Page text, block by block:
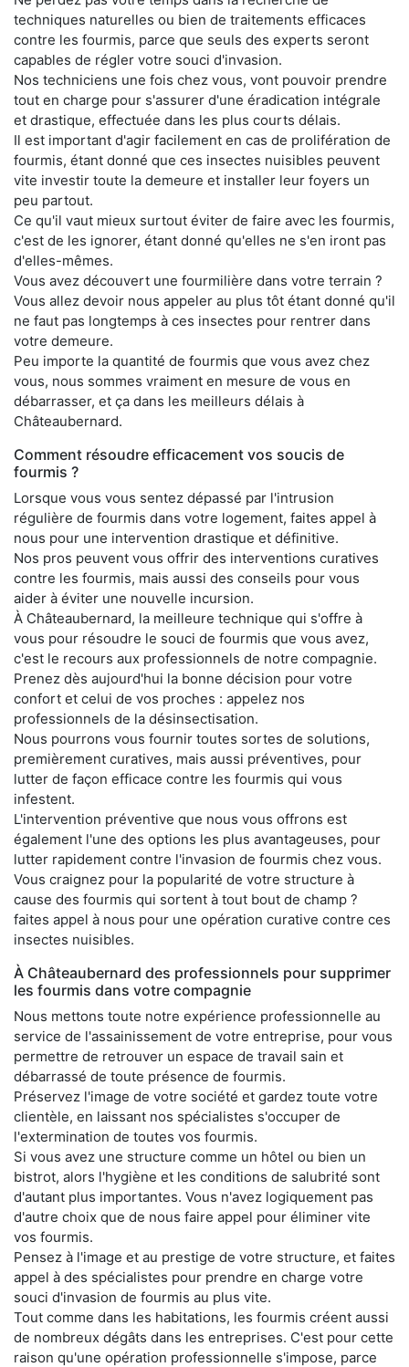
techniques naturelles ou bien de traitements efficaces
contre les fourmis, parce que seuls des experts seront
capables de régler votre souci d'invasion.
Nos techniciens une fois chez vous, vont pouvoir prendre
tout en charge pour s'assurer d'une éradication intégrale
et drastique, effectuée dans les plus courts délais.
Il est important d'agir facilement en cas de prolifération de
fourmis, étant donné que ces insectes nuisibles peuvent
vite investir toute la demeure et installer leur foyers un
peu partout.
Ce qu'il vaut mieux surtout éviter de faire avec les fourmis,
c'est de les ignorer, étant donné qu'elles ne s'en iront pas
d'elles-mêmes.
Vous avez découvert une fourmilière dans votre terrain ?
Vous allez devoir nous appeler au plus tôt étant donné qu'il
ne faut pas longtemps à ces insectes pour rentrer dans
votre demeure.
Peu importe la quantité de fourmis que vous avez chez
vous, nous sommes vraiment en mesure de vous en
débarrasser, et ça dans les meilleurs délais à
Châteaubernard.
Comment résoudre efficacement vos soucis de
fourmis ?
Lorsque vous vous sentez dépassé par l'intrusion
régulière de fourmis dans votre logement, faites appel à
nous pour une intervention drastique et définitive.
Nos pros peuvent vous offrir des interventions curatives
contre les fourmis, mais aussi des conseils pour vous
aider à éviter une nouvelle incursion.
À Châteaubernard, la meilleure technique qui s'offre à
vous pour résoudre le souci de fourmis que vous avez,
c'est le recours aux professionnels de notre compagnie.
Prenez dès aujourd'hui la bonne décision pour votre
confort et celui de vos proches : appelez nos
professionnels de la désinsectisation.
Nous pourrons vous fournir toutes sortes de solutions,
premièrement curatives, mais aussi préventives, pour
lutter de façon efficace contre les fourmis qui vous
infestent.
L'intervention préventive que nous vous offrons est
également l'une des options les plus avantageuses, pour
lutter rapidement contre l'invasion de fourmis chez vous.
Vous craignez pour la popularité de votre structure à
cause des fourmis qui sortent à tout bout de champ ?
faites appel à nous pour une opération curative contre ces
insectes nuisibles.
À Châteaubernard des professionnels pour supprimer
les fourmis dans votre compagnie
Nous mettons toute notre expérience professionnelle au
service de l'assainissement de votre entreprise, pour vous
permettre de retrouver un espace de travail sain et
débarrassé de toute présence de fourmis.
Préservez l'image de votre société et gardez toute votre
clientèle, en laissant nos spécialistes s'occuper de
l'extermination de toutes vos fourmis.
Si vous avez une structure comme un hôtel ou bien un
bistrot, alors l'hygiène et les conditions de salubrité sont
d'autant plus importantes. Vous n'avez logiquement pas
d'autre choix que de nous faire appel pour éliminer vite
vos fourmis.
Pensez à l'image et au prestige de votre structure, et faites
appel à des spécialistes pour prendre en charge votre
souci d'invasion de fourmis au plus vite.
Tout comme dans les habitations, les fourmis créent aussi
de nombreux dégâts dans les entreprises. C'est pour cette
raison qu'une opération professionnelle s'impose, parce